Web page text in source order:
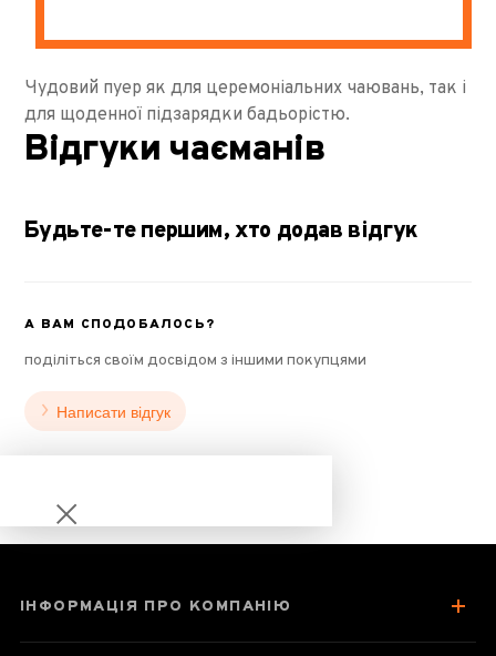
Чудовий пуер як для церемоніальних чаювань, так і
для щоденної підзарядки бадьорістю.
Відгуки чаєманів
Будьте-те першим, хто додав відгук
А ВАМ СПОДОБАЛОСЬ?
поділіться своїм досвідом з іншими покупцями
Написати відгук
Шу пуер Тулінь
ІНФОРМАЦІЯ ПРО КОМПАНІЮ